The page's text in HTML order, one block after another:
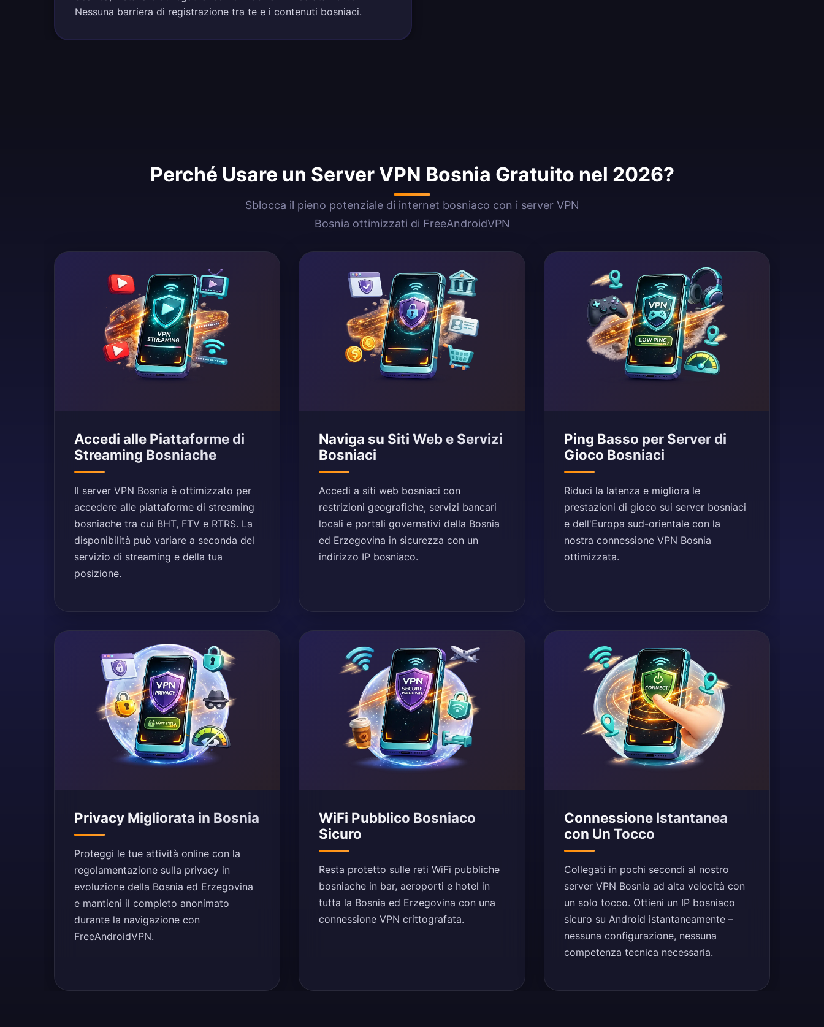
Nessuna barriera di registrazione tra te e i contenuti bosniaci.
Perché Usare un Server VPN Bosnia Gratuito nel 2026?
Sblocca il pieno potenziale di internet bosniaco con i server VPN
Bosnia ottimizzati di FreeAndroidVPN
Accedi alle Piattaforme di
Streaming Bosniache
Il server VPN Bosnia è ottimizzato per
accedere alle piattaforme di streaming
bosniache tra cui BHT, FTV e RTRS. La
disponibilità può variare a seconda del
servizio di streaming e della tua
posizione.
Naviga su Siti Web e Servizi
Bosniaci
Accedi a siti web bosniaci con
restrizioni geografiche, servizi bancari
locali e portali governativi della Bosnia
ed Erzegovina in sicurezza con un
indirizzo IP bosniaco.
Ping Basso per Server di
Gioco Bosniaci
Riduci la latenza e migliora le
prestazioni di gioco sui server bosniaci
e dell'Europa sud-orientale con la
nostra connessione VPN Bosnia
ottimizzata.
Privacy Migliorata in Bosnia
Proteggi le tue attività online con la
regolamentazione sulla privacy in
evoluzione della Bosnia ed Erzegovina
e mantieni il completo anonimato
durante la navigazione con
FreeAndroidVPN.
WiFi Pubblico Bosniaco
Sicuro
Resta protetto sulle reti WiFi pubbliche
bosniache in bar, aeroporti e hotel in
tutta la Bosnia ed Erzegovina con una
connessione VPN crittografata.
Connessione Istantanea
con Un Tocco
Collegati in pochi secondi al nostro
server VPN Bosnia ad alta velocità con
un solo tocco. Ottieni un IP bosniaco
sicuro su Android istantaneamente –
nessuna configurazione, nessuna
competenza tecnica necessaria.